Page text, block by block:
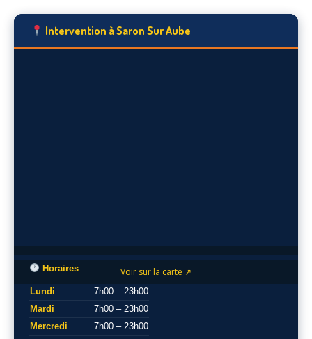
Intervention à Saron Sur Aube
Voir sur la carte ↗
Horaires
Lundi
7h00 – 23h00
Mardi
7h00 – 23h00
Mercredi
7h00 – 23h00